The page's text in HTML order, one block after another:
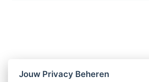
Nieuwsbrief
Jouw Privacy Beheren